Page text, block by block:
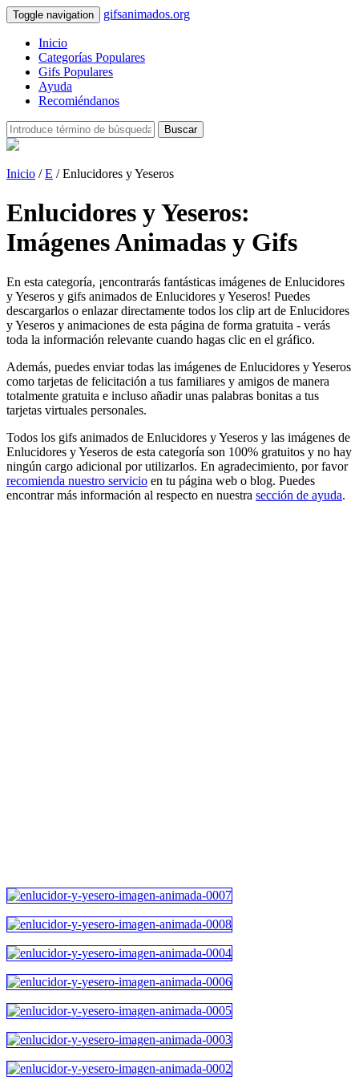
Toggle navigation gifsanimados.org
Inicio
Categorías Populares
Gifs Populares
Ayuda
Recomiéndanos
Buscar
Inicio /E / Enlucidores y Yeseros
Enlucidores y Yeseros:
Imágenes Animadas y Gifs
En esta categoría, ¡encontrarás fantásticas imágenes de Enlucidores
y Yeseros y gifs animados de Enlucidores y Yeseros! Puedes
descargarlos o enlazar directamente todos los clip art de Enlucidores
y Yeseros y animaciones de esta página de forma gratuita - verás
toda la información relevante cuando hagas clic en el gráfico.
Además, puedes enviar todas las imágenes de Enlucidores y Yeseros
como tarjetas de felicitación a tus familiares y amigos de manera
totalmente gratuita e incluso añadir unas palabras bonitas a tus
tarjetas virtuales personales.
Todos los gifs animados de Enlucidores y Yeseros y las imágenes de
Enlucidores y Yeseros de esta categoría son 100% gratuitos y no hay
ningún cargo adicional por utilizarlos. En agradecimiento, por favor
recomienda nuestro servicio en tu página web o blog. Puedes
encontrar más información al respecto en nuestra sección de ayuda.